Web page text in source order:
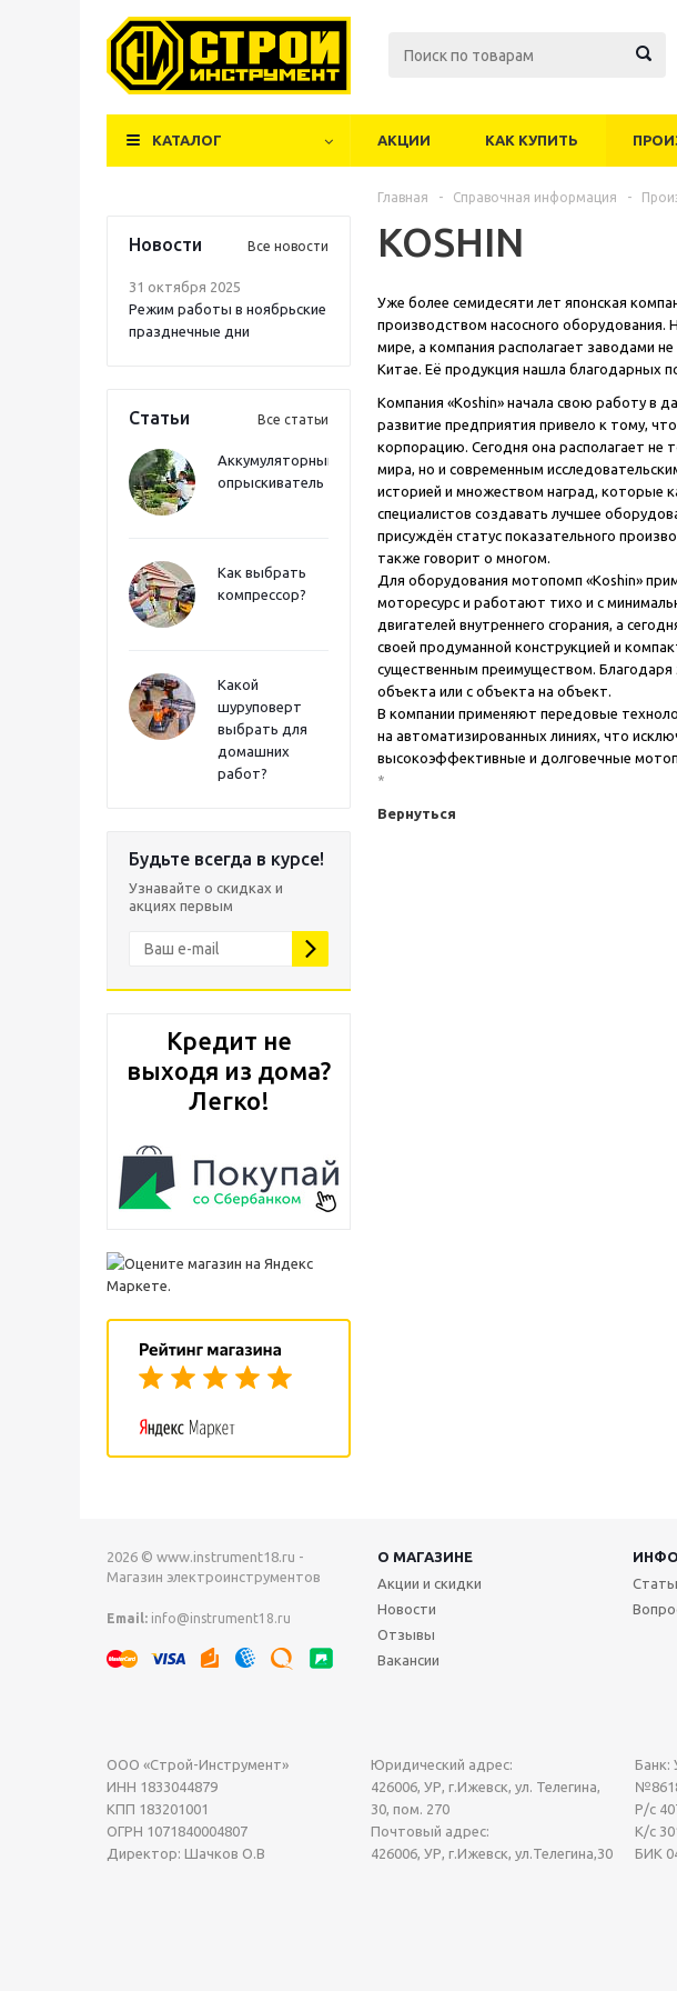
КАТАЛОГ АКЦИИ КАК КУПИТЬ
Новости Все новости
31 октября 2025
Режим работы в ноябрьские
празднечные дни
Статьи Все статьи
Аккумуляторный
опрыскиватель
Как выбрать
компрессор?
Какой
шуруповерт
выбрать для
домашних
работ?
Будьте всегда в курсе!
Узнавайте о скидках и
акциях первым
Кредит не
выходя из дома?
Легко!
Главная - Справочная информация -
KOSHIN
Уже более семидесяти лет японская
производством насосного оборудования.
мире, а компания располагает заводами
Китае. Её продукция нашла благодарных
Компания «Koshin» начала свою работу в
развитие предприятия привело к тому,
корпорацию. Сегодня она располагает не
мира, но и современным
историей и множеством наград, которые
специалистов создавать лучшее
присуждён статус показательного
также говорит о многом.
Для оборудования мотопомп «Koshin»
моторесурс и работают тихо и с
двигателей внутреннего сгорания, а
своей продуманной конструкцией и
существенным преимуществом.
объекта или с объекта на объект.
В компании применяют передовые
на автоматизированных линиях, что
высокоэффективные и долговечные
*
Вернуться
2026 © www.instrument18.ru -
Магазин электроинструментов
Email: info@instrument18.ru
ООО «Строй-Инструмент»
ИНН 1833044879
КПП 183201001
ОГРН 1071840004807
Директор: Шачков О.В
Юридический адрес:
426006, УР, г.Ижевск, ул. Телегина,
30, пом. 270
Почтовый адрес:
426006, УР, г.Ижевск, ул.Телегина,30
Банк:
Р/с
К/с
БИК
О МАГАЗИНЕ
Акции и скидки
Новости
Отзывы
Вакансии